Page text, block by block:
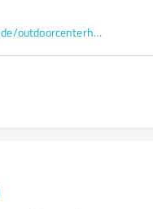
www.harzagentur.de/outdoorcenterharz